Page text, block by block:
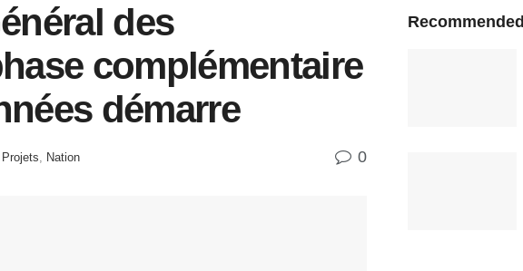
des
complémentaire
démarre
Nation 0
Recommended